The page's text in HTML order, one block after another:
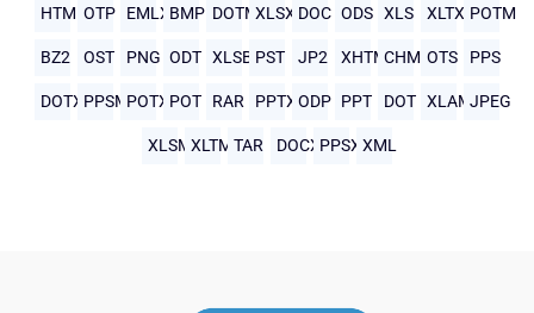
HTMLOTP EMLXBMP DOTMXLSX DOC ODS XLS XLTX POTM
BZ2 OST PNG ODT XLSB PST JP2 XHTMLCHM OTS PPS
DOTX PPSMPOTX POT RAR PPTX ODP PPT DOT XLAMJPEG
XLSMXLTM TAR DOCX PPSX XML